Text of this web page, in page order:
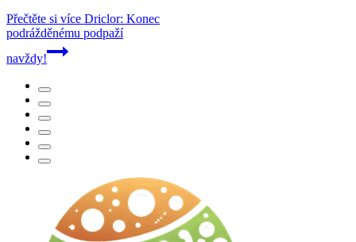
Přečtěte si více Driclor: Konec
podrážděnému podpaží
navždy!